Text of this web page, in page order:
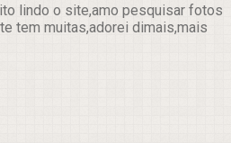
lindo o site,amo pesquisar fotos
tem muitas,adorei dimais,mais